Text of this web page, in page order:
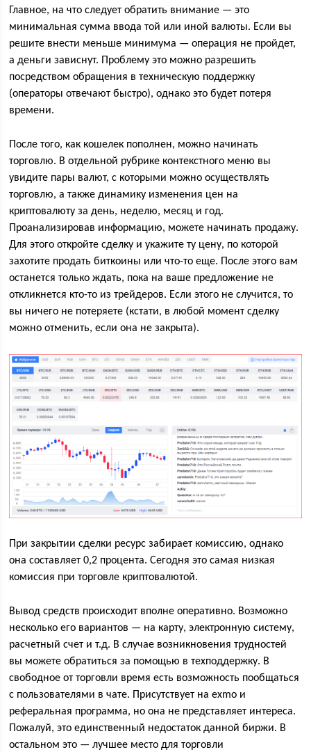
Главное, на что следует обратить внимание — это
минимальная сумма ввода той или иной валюты. Если вы
решите внести меньше минимума — операция не пройдет,
а деньги зависнут. Проблему это можно разрешить
посредством обращения в техническую поддержку
(операторы отвечают быстро), однако это будет потеря
времени.
После того, как кошелек пополнен, можно начинать
торговлю. В отдельной рубрике контекстного меню вы
увидите пары валют, с которыми можно осуществлять
торговлю, а также динамику изменения цен на
криптовалюту за день, неделю, месяц и год.
Проанализировав информацию, можете начинать продажу.
Для этого откройте сделку и укажите ту цену, по которой
захотите продать биткоины или что-то еще. После этого вам
останется только ждать, пока на ваше предложение не
откликнется кто-то из трейдеров. Если этого не случится, то
вы ничего не потеряете (кстати, в любой момент сделку
можно отменить, если она не закрыта).
При закрытии сделки ресурс забирает комиссию, однако
она составляет 0,2 процента. Сегодня это самая низкая
комиссия при торговле криптовалютой.
Вывод средств происходит вполне оперативно. Возможно
несколько его вариантов — на карту, электронную систему,
расчетный счет и т.д. В случае возникновения трудностей
вы можете обратиться за помощью в техподдержку. В
свободное от торговли время есть возможность пообщаться
с пользователями в чате. Присутствует на exmo и
реферальная программа, но она не представляет интереса.
Пожалуй, это единственный недостаток данной биржи. В
остальном это — лучшее место для торговли